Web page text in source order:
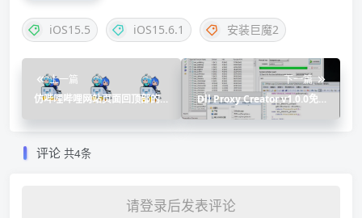
iOS15.5 iOS15.6.1 安装巨魔2
上一篇
仿哔哩哔哩网站页面回顶部的
下一篇
Dll Proxy Creator v1.0.0免费
自动创建dll代理工具
评论 共4条
请登录后发表评论